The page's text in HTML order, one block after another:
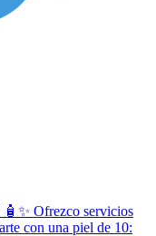
Ofrezco servicios
con una piel de 10: